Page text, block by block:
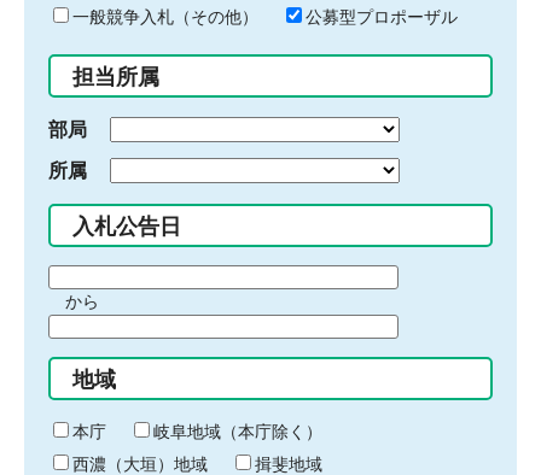
ド
入
力
一般競争入札（その他）
公募型プロポーザル
担当所属
部局
所属
入札公告日
間
始
り
から
間
終
わ
り
地域
本庁
岐阜地域（本庁除く）
西濃（大垣）地域
揖斐地域